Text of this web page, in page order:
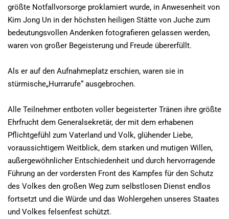
größte Notfallvorsorge proklamiert wurde, in Anwesenheit von
Kim Jong Un in der höchsten heiligen Stätte von Juche zum
bedeutungsvollen Andenken fotografieren gelassen werden,
waren von großer Begeisterung und Freude übererfüllt.
Als er auf den Aufnahmeplatz erschien, waren sie in
stürmische„Hurrarufe“ ausgebrochen.
Alle Teilnehmer entboten voller begeisterter Tränen ihre größte
Ehrfrucht dem Generalsekretär, der mit dem erhabenen
Pflichtgefühl zum Vaterland und Volk, glühender Liebe,
voraussichtigem Weitblick, dem starken und mutigen Willen,
außergewöhnlicher Entschiedenheit und durch hervorragende
Führung an der vordersten Front des Kampfes für den Schutz
des Volkes den großen Weg zum selbstlosen Dienst endlos
fortsetzt und die Würde und das Wohlergehen unseres Staates
und Volkes felsenfest schützt.